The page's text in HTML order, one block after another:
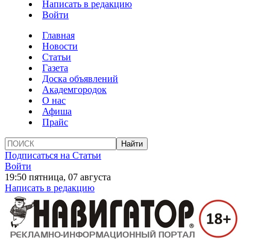
Написать в редакцию
Войти
Главная
Новости
Статьи
Газета
Доска объявлений
Академгородок
О нас
Афиша
Прайс
Подписаться на Статьи
Войти
19:50 пятница, 07 августа
Написать в редакцию